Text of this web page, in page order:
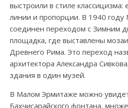
выстроили в стиле классицизма:
линии и пропорции. В 1940
соединен переходом с Зимним
площадка, где выставлены
Древнего Рима. Это переход
архитектора Александра
здания в один музей.
В Малом Эрмитаже можно
Бахчисарайского фонтана,